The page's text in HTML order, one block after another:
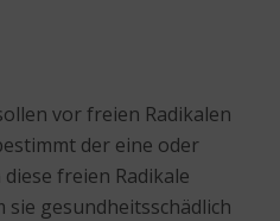
vor freien Radikalen
der eine oder
freien Radikale
gesundheitsschädlich